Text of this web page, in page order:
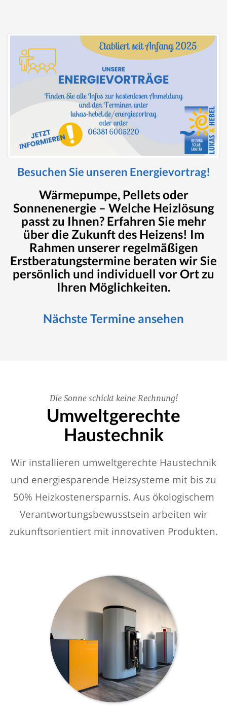
Besuchen Sie unseren Energievortrag!
Wärmepumpe, Pellets oder
Sonnenenergie – Welche Heizlösung
passt zu Ihnen? Erfahren Sie mehr
über die Zukunft des Heizens! Im
Rahmen unserer regelmäßigen
Erstberatungstermine beraten wir Sie
persönlich und individuell vor Ort zu
Ihren Möglichkeiten.
Nächste Termine ansehen
Die Sonne schickt keine Rechnung!
Umweltgerechte
Haustechnik
Wir installieren umweltgerechte Haustechnik
und energiesparende Heizsysteme mit bis zu
50% Heizkostenersparnis. Aus ökologischem
Verantwortungsbewusstsein arbeiten wir
zukunftsorientiert mit innovativen Produkten.